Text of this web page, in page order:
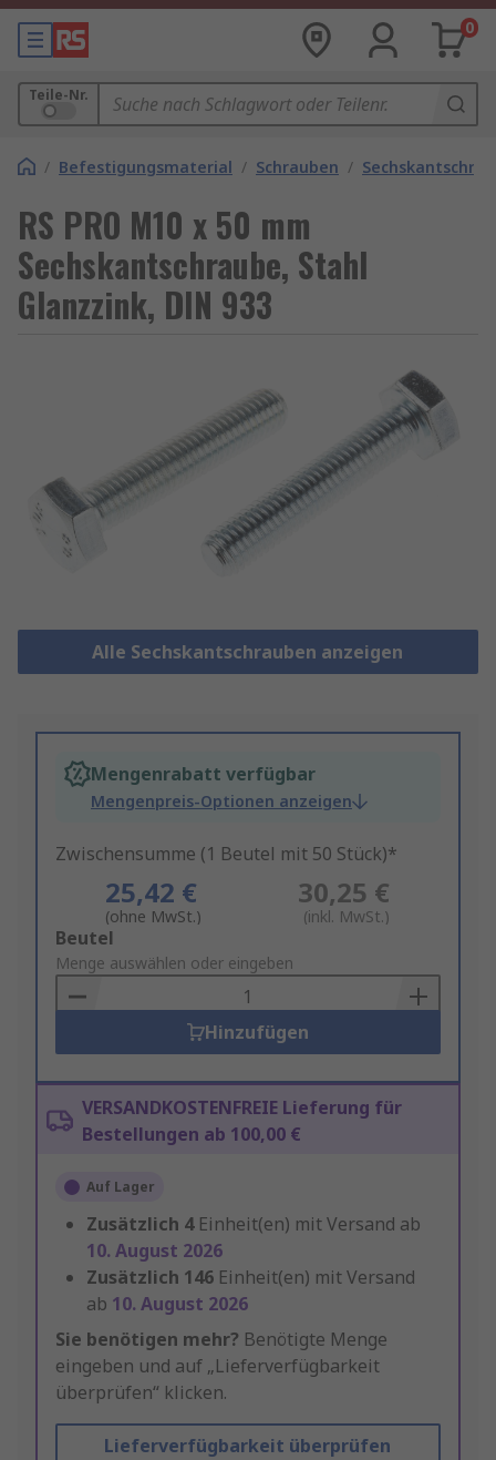
0
Teile-Nr.
/ Befestigungsmaterial / Schrauben /
RS PRO M10 x 50 mm
Sechskantschraube, Stahl
Glanzzink, DIN 933
Alle Sechskantschrauben anzeigen
Mengenrabatt verfügbar
Mengenpreis-Optionen anzeigen
Zwischensumme (1 Beutel mit 50 Stück)*
25,42 €
(ohne MwSt.)
30,25 €
(inkl. MwSt.)
Add
to
Basket
Beutel
Menge auswählen oder eingeben
Hinzufügen
VERSANDKOSTENFREIE Lieferung für
Bestellungen ab 100,00 €
Auf Lager
Zusätzlich 4 Einheit(en) mit Versand ab
10. August 2026
Zusätzlich 146 Einheit(en) mit Versand
ab 10. August 2026
Sie benötigen mehr? Benötigte Menge
eingeben und auf „Lieferverfügbarkeit
überprüfen“ klicken.
Lieferverfügbarkeit überprüfen